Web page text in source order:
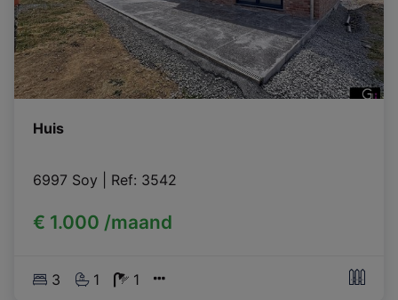
Huis
6997 Soy Ref: 3542
€ 1.000 /maand
3 1 1